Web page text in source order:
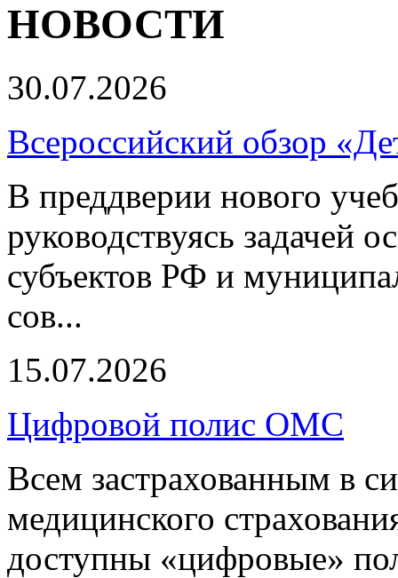
НОВОСТИ
30.07.2026
Всероссийский обзор
В преддверии нового
руководствуясь задачей
субъектов РФ и
сов...
15.07.2026
Цифровой полис ОМС
Всем застрахованным в
медицинского
доступны «цифровые»